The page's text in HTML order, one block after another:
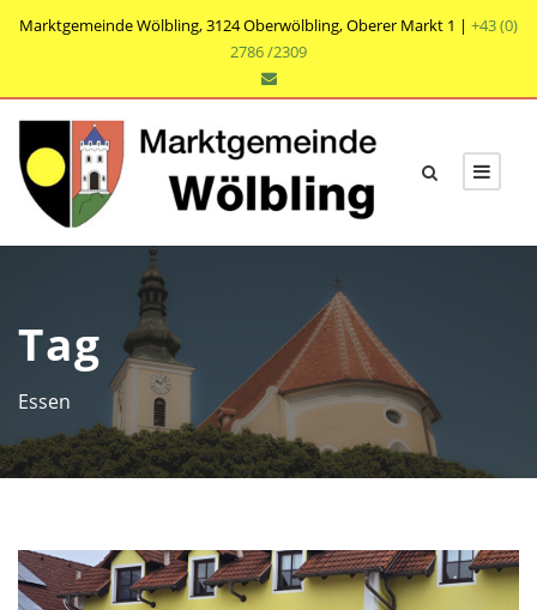
Marktgemeinde Wölbling, 3124 Oberwölbling, Oberer Markt 1 | +43 (0)
2786 /2309
Tag
Essen